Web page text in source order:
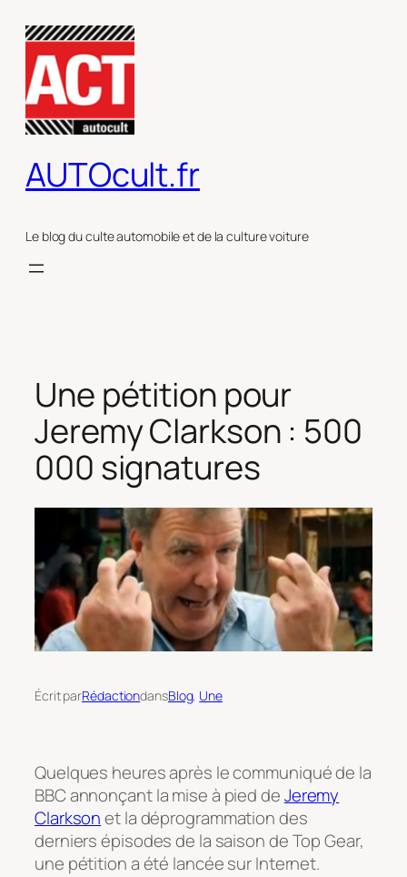
contenu
AUTOcult.fr
Le blog du culte automobile et de la culture voiture
Une pétition pour
Jeremy Clarkson : 500
000 signatures
Écrit parRédactiondansBlog, Une
Quelques heures après le communiqué de la
BBC annonçant la mise à pied deJeremy
Clarksonet la déprogrammation des
derniers épisodes de la saison de Top Gear,
une pétition a été lancée sur Internet.